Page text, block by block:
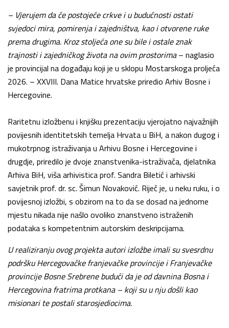
– Vjerujem da će postojeće crkve i u budućnosti ostati
svjedoci mira, pomirenja i zajedništva, kao i otvorene ruke
prema drugima. Kroz stoljeća one su bile i ostale znak
trajnosti i zajedničkog života na ovim prostorima– naglasio
je provincijal na događaju koji je u sklopu Mostarskoga proljeća
2026. – XXVIII. Dana Matice hrvatske priredio Arhiv Bosne i
Hercegovine.
Raritetnu izložbenu i knjišku prezentaciju vjerojatno najvažnijih
povijesnih identitetskih temelja Hrvata u BiH, a nakon dugog i
mukotrpnog istraživanja u Arhivu Bosne i Hercegovine i
drugdje, priredilo je dvoje znanstvenika-istraživača, djelatnika
Arhiva BiH, viša arhivistica prof. Sandra Biletić i arhivski
savjetnik prof. dr. sc. Šimun Novaković. Riječ je, u neku ruku, i o
povijesnoj izložbi, s obzirom na to da se dosad na jednome
mjestu nikada nije našlo ovoliko znanstveno istraženih
podataka s kompetentnim autorskim deskripcijama.
U realiziranju ovog projekta autori izložbe imali su svesrdnu
podršku Hercegovačke franjevačke provincije i Franjevačke
provincije Bosne Srebrene budući da je od davnina Bosna i
Hercegovina fratrima protkana – koji su u nju došli kao
misionari te postali starosjediocima.